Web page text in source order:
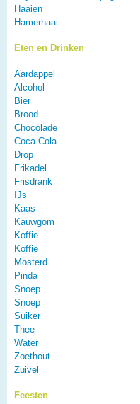
Haaien
Hamerhaai
Eten en Drinken
Aardappel
Alcohol
Bier
Brood
Chocolade
Coca Cola
Drop
Frikadel
Frisdrank
IJs
Kaas
Kauwgom
Koffie
Koffie
Mosterd
Pinda
Snoep
Snoep
Suiker
Thee
Water
Zoethout
Zuivel
Feesten